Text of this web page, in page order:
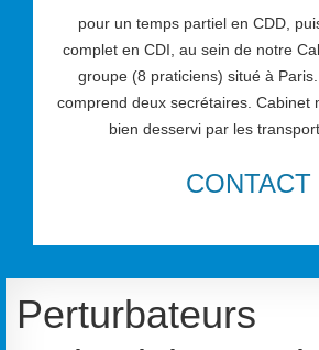
pour un temps partiel en CDD,
complet en CDI, au sein de notre
groupe (8 praticiens) situé à
comprend deux secrétaires. Cabinet
bien desservi par les
CONTACT
Perturbateurs